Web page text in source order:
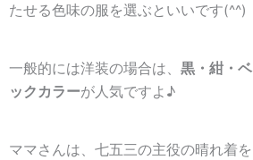
たせる色味の服を選ぶといいです(^^)
一般的には洋装の場合は、 黒・紺・
ックカラーが人気ですよ♪
ママさんは、七五三の主役の晴れ着